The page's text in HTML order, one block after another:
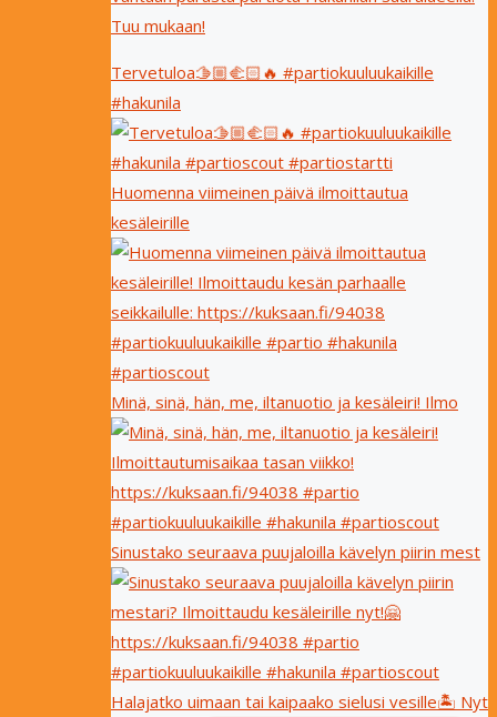
Tuu mukaan!
Tervetuloa🫱🏼‍🫲🏻🔥 #partiokuuluukaikille
#hakunila
Huomenna viimeinen päivä ilmoittautua
kesäleirille
Minä, sinä, hän, me, iltanuotio ja kesäleiri! Ilmo
Sinustako seuraava puujaloilla kävelyn piirin mest
Halajatko uimaan tai kaipaako sielusi vesille🏝 Nyt